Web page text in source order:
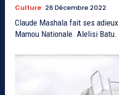
Culture 26 Décembre 2022
Claude Mashala fait ses
Mamou Nationale. Alelisi Batu.